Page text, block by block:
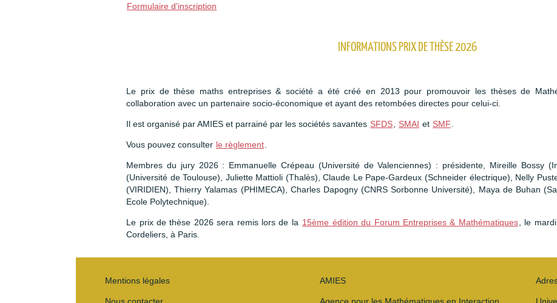
Formulaire d'inscription
INFORMATIONS PRIX DE THÈSE 2026
Le prix de thèse maths entreprises & société a été créé en 2013 pour promouvoir les thèses de
collaboration avec un partenaire socio-économique et ayant des retombées directes pour celui-ci.
Il est organisé par AMIES et parrainé par les sociétés savantes SFDS SMAI et SMF
Vous pouvez consulter le règlement
Membres du jury 2026 : Emmanuelle Crépeau (Université de Valenciennes) : présidente, Mireille Bossy
(Université de Toulouse), Juliette Mattioli (Thalès), Claude Le Pape-Gardeux (Schneider électrique), Nelly
(VIRIDIEN), Thierry Yalamas (PHIMECA), Charles Dapogny (CNRS Sorbonne Université), Maya de Buhan
Ecole Polytechnique).
Le prix de thèse 2026 sera remis lors de la 15ème édition du Forum Entreprises & Mathématiques , le
Cordeliers, à Paris.
Mentions légales
Nous contacter
AMIES
Agence pour les Mathématiques en Interaction